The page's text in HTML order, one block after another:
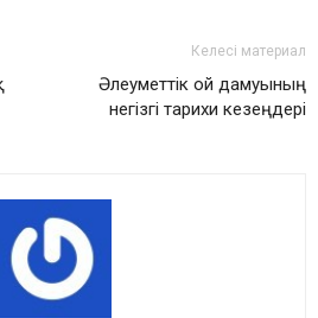
Келесі материал
Әлеуметтік ой дамуының
негізгі тарихи кезеңдері